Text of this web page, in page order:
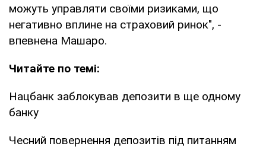
можуть управляти своїми ризиками, що
негативно вплине на страховий ринок", -
впевнена Машаро.
Читайте по темі:
Нацбанк заблокував депозити в ще одному
банку
Чесний повернення депозитів під питанням